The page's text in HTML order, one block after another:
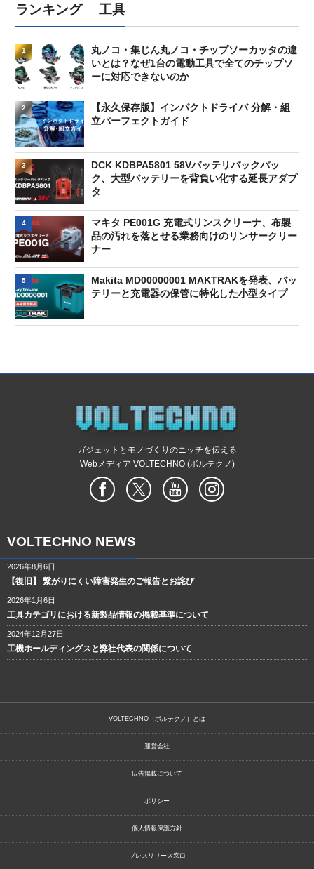
ランキング 工具
丸ノコ・集じん丸ノコ・チップソーカッタの違
いとは？なぜ1台の電動工具で全てのチップソ
ーに対応できないのか
1
【永久保存版】インパクトドライバ 分解・組
立パーフェクトガイド
2
DCK KDBPA5801 58Vバッテリバックパッ
ク、大型バッテリーを背負い化する延長アダプ
タ
3
マキタ PE001G 充電式リンスクリーナ、布製
品の汚れを落とせる業務向けのリンサークリー
ナー
4
Makita MD00000001 MAKTRAKを発表、バッ
テリーと充電器の保管に特化した小型タイプ
5
ガジェットとモノづくりのニッチを伝える
Webメディア VOLTECHNO (ボルテクノ)
VOLTECHNO NEWS
2026年8月6日
【復旧】 繋がりにくい障害発生のご報告とお詫び
2026年1月6日
工具カテゴリにおける新製品情報の掲載基準について
2024年12月27日
工機ホールディングスと弊社代表の関係について
VOLTECHNO（ボルテクノ）とは
運営会社
広告掲載について
ポリシー
個人情報保護方針
プレスリリース窓口